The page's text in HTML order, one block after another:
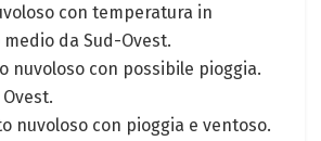
con temperatura in
da​ Sud-Ovest.
nuvoloso​ con ⁤possibile‍ pioggia.
nuvoloso con pioggia e ventoso.